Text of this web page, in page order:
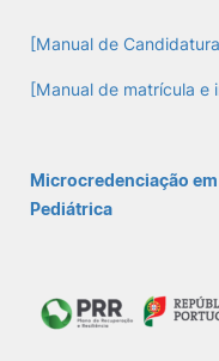
©2026 Instituto
[Manual de
[Manual de matrícula e
Microcredenciação
Pediátrica